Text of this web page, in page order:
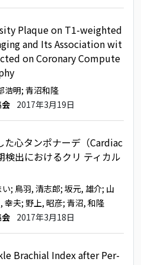
Plaque on T1-weighted
and Its Association wit
on Coronary Compute
浩明; 青沼和隆
2017年3月19日
た心タンポナーデ（Cardiac
出におけるクリ ティカル
い; 鳥羽, 清志郎; 坂元, 雄介; 山
幸夫; 野上, 昭彦; 青沼, 和隆
2017年3月18日
Brachial Index after Per-